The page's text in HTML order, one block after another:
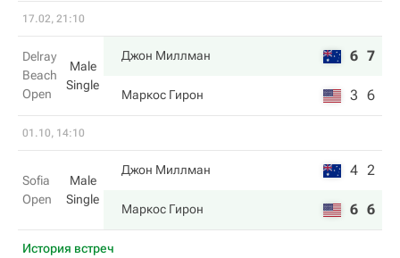
17.02, 21:10
Delray
Beach
Open
Male
Single
Джон Миллман 6 7
Маркос Гирон 3 6
01.10, 14:10
Sofia
Open
Male
Single
Джон Миллман 4 2
Маркос Гирон 6 6
История встреч